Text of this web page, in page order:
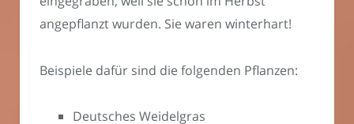
angepflanzt wurden. Sie waren winterhart!
Beispiele dafür sind die folgenden Pflanzen:
Deutsches Weidelgras